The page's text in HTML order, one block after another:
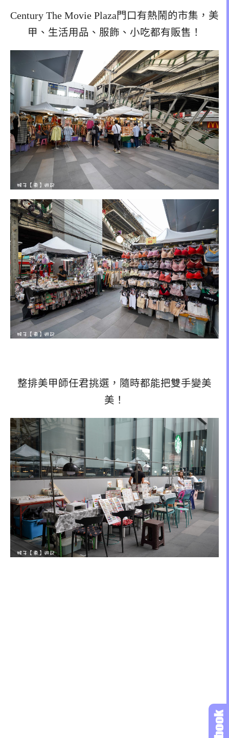
Century The Movie Plaza門口有熱鬧的市集，美
甲、生活用品、服飾、小吃都有販售！
整排美甲師任君挑選，隨時都能把雙手變美
美！